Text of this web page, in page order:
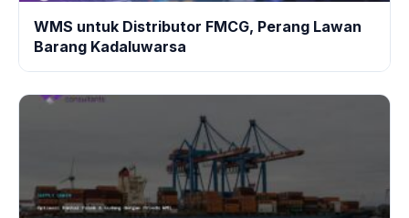
WMS untuk Distributor FMCG, Perang Lawan
Barang Kadaluwarsa